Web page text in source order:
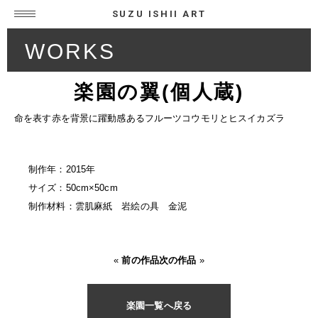
SUZU ISHII ART
WORKS
楽園の翼(個人蔵)
命を表す赤を背景に躍動感あるフルーツコウモリとヒスイカズラ
制作年：2015年
サイズ：50cm×50cm
制作材料：雲肌麻紙 岩絵の具 金泥
«前の作品次の作品 »
楽園一覧へ戻る